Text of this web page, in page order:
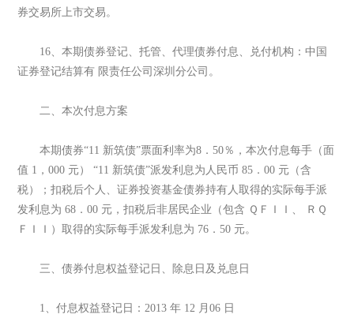
券交易所上市交易。
16、本期债券登记、托管、代理债券付息、兑付机构：中国
证券登记结算有 限责任公司深圳分公司。
二、本次付息方案
本期债券“11 新筑债”票面利率为8．50％，本次付息每手（面
值 1，000 元） “11 新筑债”派发利息为人民币 85．00 元（含
税）；扣税后个人、证券投资基金债券持有人取得的实际每手派
发利息为 68．00 元，扣税后非居民企业（包含 ＱＦＩＩ、 ＲＱ
ＦＩＩ）取得的实际每手派发利息为 76．50 元。
三、债券付息权益登记日、除息日及兑息日
1、付息权益登记日：2013 年 12 月06 日